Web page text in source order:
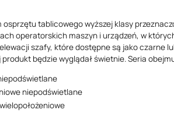
tablicowego wyższej klasy
operatorskich maszyn i urządzeń, w
szafy, które dostępne są jako czarne
będzie wyglądał świetnie. Seria
niepodświetlane